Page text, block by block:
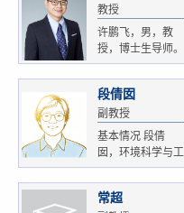
教授
许鹏飞，男，教
授，博士生导师。
获...
段倩囡
副教授
基本情况 段倩
囡，环境科学与工
程...
常超